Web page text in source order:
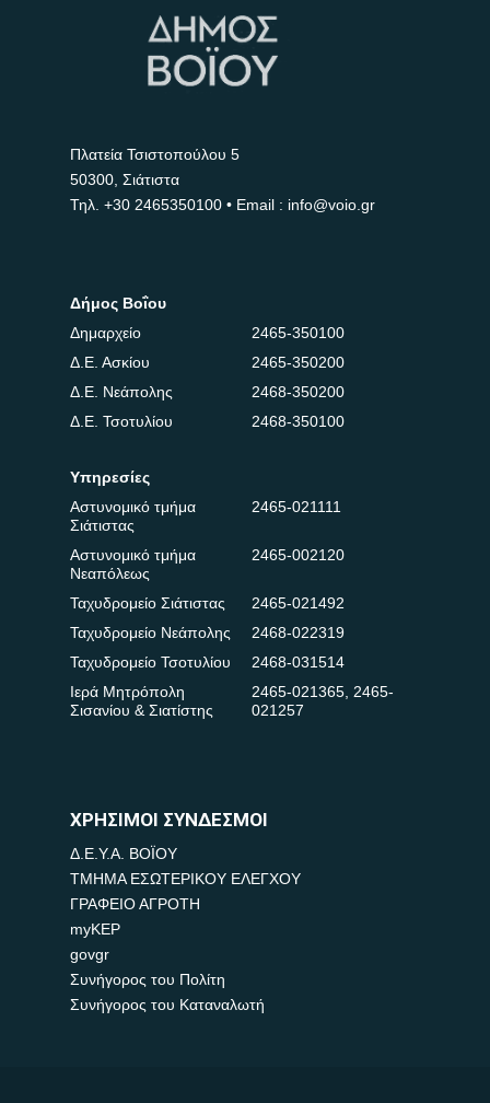
Πλατεία Τσιστοπούλου 5
50300, Σιάτιστα
Τηλ. +30 2465350100 • Email : info@voio.gr
Δήμος Βοΐου
Δημαρχείο
2465-350100
Δ.Ε. Ασκίου
2465-350200
Δ.Ε. Νεάπολης
2468-350200
Δ.Ε. Τσοτυλίου
2468-350100
Υπηρεσίες
Αστυνομικό τμήμα
Σιάτιστας
2465-021111
Αστυνομικό τμήμα
Νεαπόλεως
2465-002120
Ταχυδρομείο Σιάτιστας
2465-021492
Ταχυδρομείο Νεάπολης
2468-022319
Ταχυδρομείο Τσοτυλίου
2468-031514
Ιερά Μητρόπολη
Σισανίου & Σιατίστης
2465-021365, 2465-
021257
ΧΡΗΣΙΜΟΙ ΣΥΝΔΕΣΜΟΙ
Δ.Ε.Υ.Α. ΒΟΪΟΥ
ΤΜΗΜΑ ΕΣΩΤΕΡΙΚΟΥ ΕΛΕΓΧΟΥ
ΓΡΑΦΕΙΟ ΑΓΡΟΤΗ
myKEP
govgr
Συνήγορος του Πολίτη
Συνήγορος του Καταναλωτή